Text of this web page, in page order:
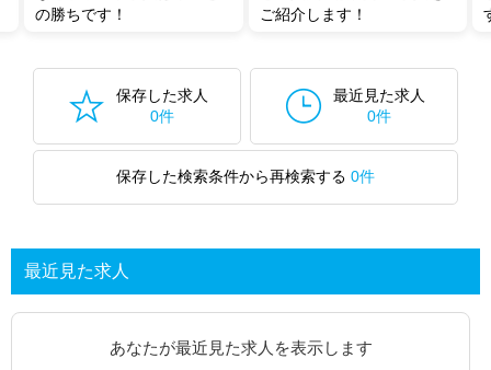
の勝ちです！
ご紹介します！
保存した求人
0件
最近見た求人
0件
保存した検索条件から再検索する 0件
最近見た求人
あなたが最近見た求人を表示します